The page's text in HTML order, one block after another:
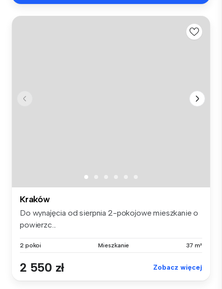
Kraków
Do wynajęcia od sierpnia 2-pokojowe mieszkanie o
powierzc...
2 pokoi Mieszkanie 37 m²
2 550 zł Zobacz więcej